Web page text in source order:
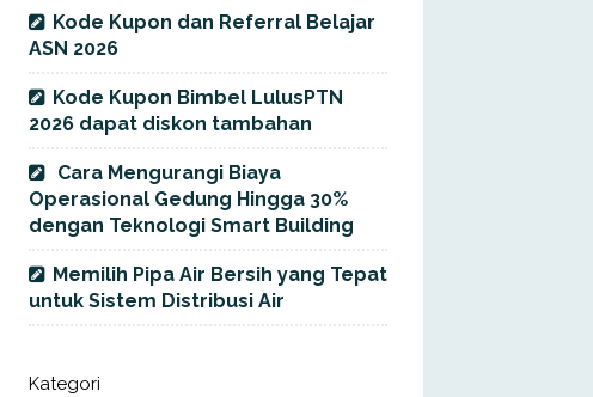
Kode Kupon dan Referral Belajar
ASN 2026
Kode Kupon Bimbel LulusPTN
2026 dapat diskon tambahan
Cara Mengurangi Biaya
Operasional Gedung Hingga 30%
dengan Teknologi Smart Building
Memilih Pipa Air Bersih yang Tepat
untuk Sistem Distribusi Air
Kategori